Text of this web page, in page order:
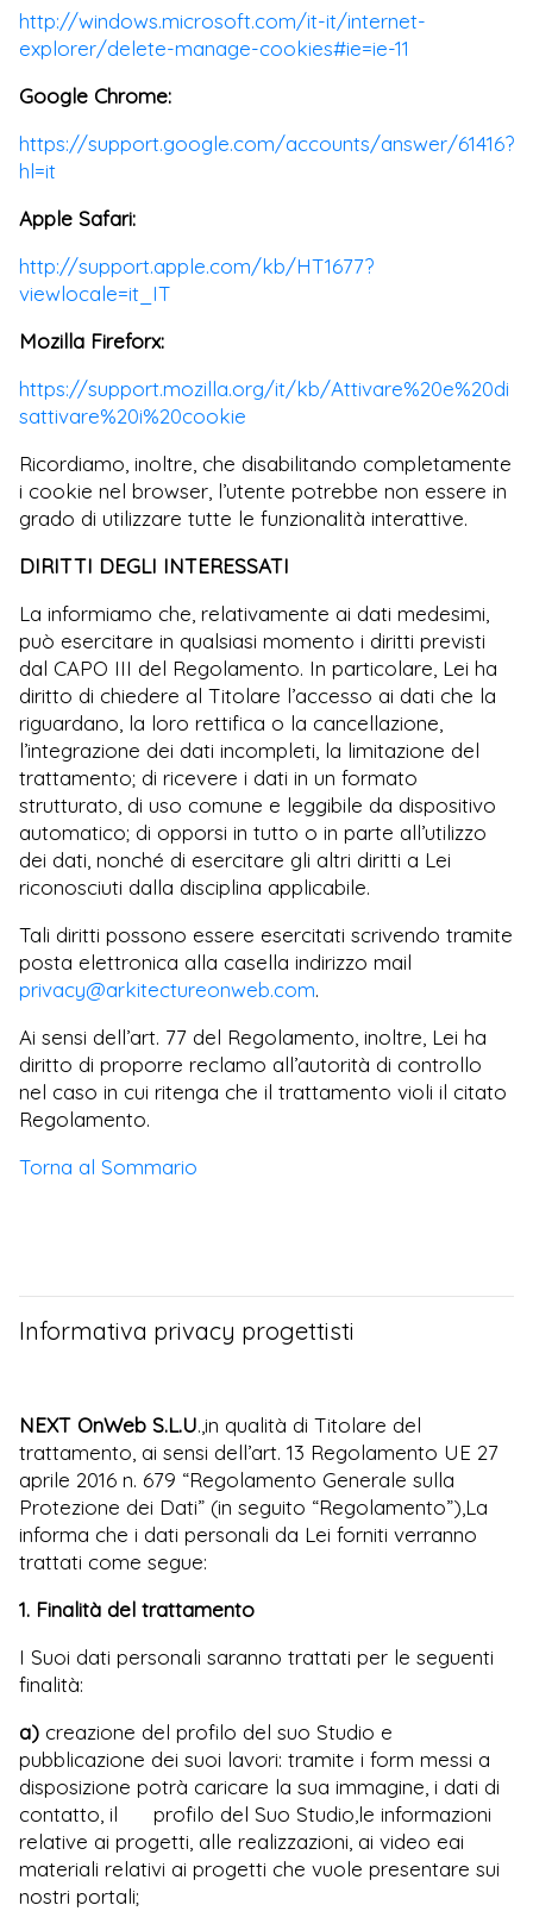
http://windows.microsoft.com/it-it/internet-
explorer/delete-manage-cookies#ie=ie-11
Google Chrome:
https://support.google.com/accounts/answer/61416?
hl=it
Apple Safari:
http://support.apple.com/kb/HT1677?
viewlocale=it_IT
Mozilla Fireforx:
https://support.mozilla.org/it/kb/Attivare%20e%20di
sattivare%20i%20cookie
Ricordiamo, inoltre, che disabilitando completamente
i cookie nel browser, l’utente potrebbe non essere in
grado di utilizzare tutte le funzionalità interattive.
DIRITTI DEGLI INTERESSATI
La informiamo che, relativamente ai dati medesimi,
può esercitare in qualsiasi momento i diritti previsti
dal CAPO III del Regolamento. In particolare, Lei ha
diritto di chiedere al Titolare l’accesso ai dati che la
riguardano, la loro rettifica o la cancellazione,
l’integrazione dei dati incompleti, la limitazione del
trattamento; di ricevere i dati in un formato
strutturato, di uso comune e leggibile da dispositivo
automatico; di opporsi in tutto o in parte all’utilizzo
dei dati, nonché di esercitare gli altri diritti a Lei
riconosciuti dalla disciplina applicabile.
Tali diritti possono essere esercitati scrivendo tramite
posta elettronica alla casella indirizzo mail
privacy@arkitectureonweb.com.
Ai sensi dell’art. 77 del Regolamento, inoltre, Lei ha
diritto di proporre reclamo all’autorità di controllo
nel caso in cui ritenga che il trattamento violi il citato
Regolamento.
Torna al Sommario
Informativa privacy progettisti
NEXT OnWeb S.L.U.,in qualità di Titolare del
trattamento, ai sensi dell’art. 13 Regolamento UE 27
aprile 2016 n. 679 “Regolamento Generale sulla
Protezione dei Dati” (in seguito “Regolamento”),La
informa che i dati personali da Lei forniti verranno
trattati come segue:
1. Finalità del trattamento
I Suoi dati personali saranno trattati per le seguenti
finalità:
a) creazione del profilo del suo Studio e
pubblicazione dei suoi lavori: tramite i form messi a
disposizione potrà caricare la sua immagine, i dati di
contatto, il profilo del Suo Studio,le informazioni
relative ai progetti, alle realizzazioni, ai video eai
materiali relativi ai progetti che vuole presentare sui
nostri portali;